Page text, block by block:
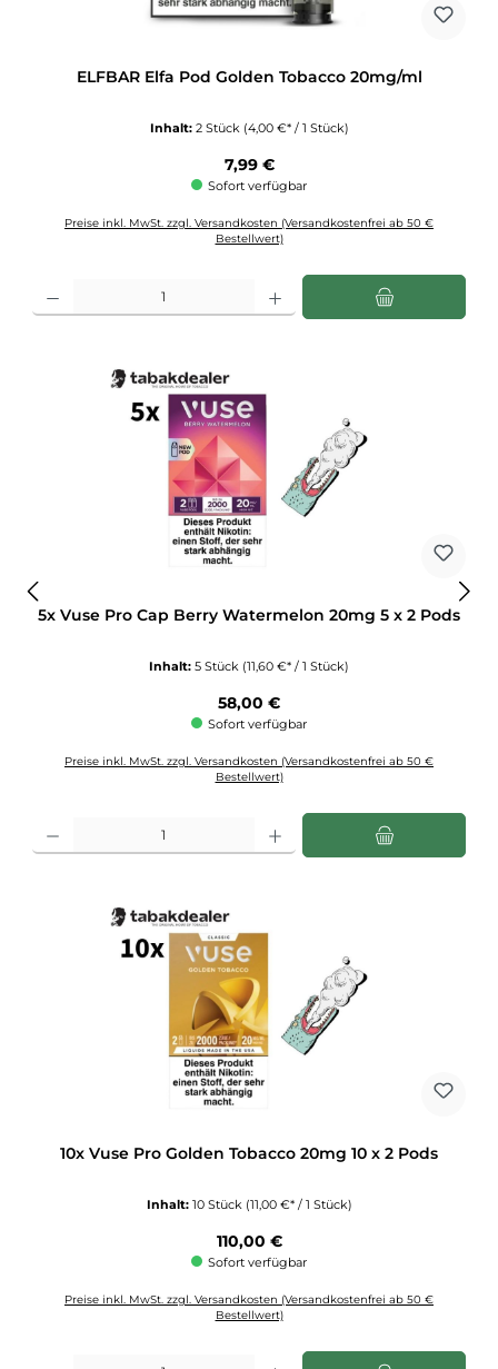
ELFBAR Elfa Pod Golden Tobacco 20mg/ml
Inhalt: 2 Stück (4,00 €* / 1 Stück)
Regulärer Preis:
7,99 €
Sofort verfügbar
Preise inkl. MwSt. zzgl. Versandkosten (Versandkostenfrei ab 50 €
Bestellwert)
Produkt Anzahl: Gib den gewünschten Wert ein oder benutze die Schaltflächen
5x Vuse Pro Cap Berry Watermelon 20mg 5 x 2 Pods
Inhalt: 5 Stück (11,60 €* / 1 Stück)
Regulärer Preis:
58,00 €
Sofort verfügbar
Preise inkl. MwSt. zzgl. Versandkosten (Versandkostenfrei ab 50 €
Bestellwert)
Produkt Anzahl: Gib den gewünschten Wert ein oder benutze die Schaltflächen
10x Vuse Pro Golden Tobacco 20mg 10 x 2 Pods
Inhalt: 10 Stück (11,00 €* / 1 Stück)
Regulärer Preis:
110,00 €
Sofort verfügbar
Preise inkl. MwSt. zzgl. Versandkosten (Versandkostenfrei ab 50 €
Bestellwert)
Produkt Anzahl: Gib den gewünschten Wert ein oder benutze die Schaltflächen